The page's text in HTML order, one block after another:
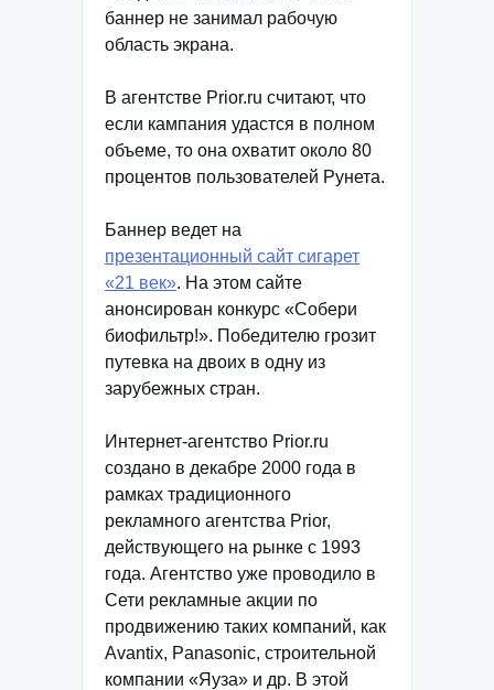
баннер не занимал рабочую
область экрана.
В агентстве Prior.ru считают, что
если кампания удастся в полном
объеме, то она охватит около 80
процентов пользователей Рунета.
Баннер ведет на
презентационный сайт сигарет
«21 век». На этом сайте
анонсирован конкурс «Собери
биофильтр!». Победителю грозит
путевка на двоих в одну из
зарубежных стран.
Интернет-агентство Prior.ru
создано в декабре 2000 года в
рамках традиционного
рекламного агентства Prior,
действующего на рынке с 1993
года. Агентство уже проводило в
Сети рекламные акции по
продвижению таких компаний, как
Avantix, Panasonic, строительной
компании «Яуза» и др. В этой